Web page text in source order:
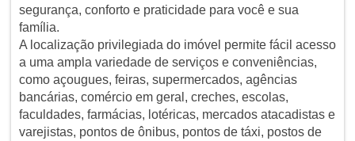
segurança, conforto e praticidade para você e sua
família.
A localização privilegiada do imóvel permite fácil acesso
a uma ampla variedade de serviços e conveniências,
como açougues, feiras, supermercados, agências
bancárias, comércio em geral, creches, escolas,
faculdades, farmácias, lotéricas, mercados atacadistas e
varejistas, pontos de ônibus, pontos de táxi, postos de